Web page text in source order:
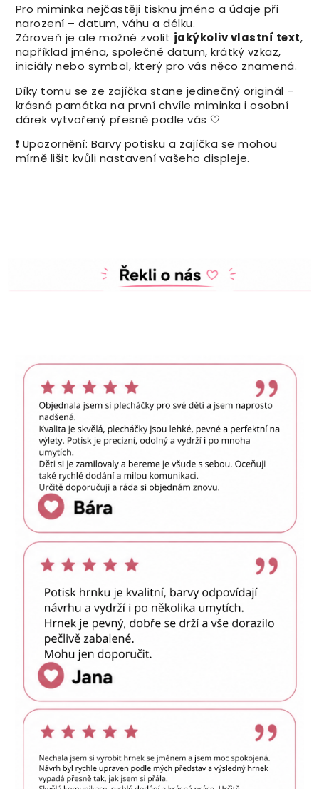
Pro miminka nejčastěji tisknu jméno a údaje při
narození – datum, váhu a délku.
Zároveň je ale možné zvolit jakýkoliv vlastní text,
například jména, společné datum, krátký vzkaz,
iniciály nebo symbol, který pro vás něco znamená.
Díky tomu se ze zajíčka stane jedinečný originál –
krásná památka na první chvíle miminka i osobní
dárek vytvořený přesně podle vás 🤍
❗ Upozornění: Barvy potisku a zajíčka se mohou
mírně lišit kvůli nastavení vašeho displeje.